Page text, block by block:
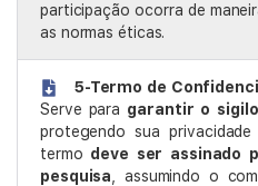
participação ocorra de
as normas éticas.
5-Termo de
Serve para garantir o
protegendo sua
termo deve ser assinado
pesquisa , assumindo o